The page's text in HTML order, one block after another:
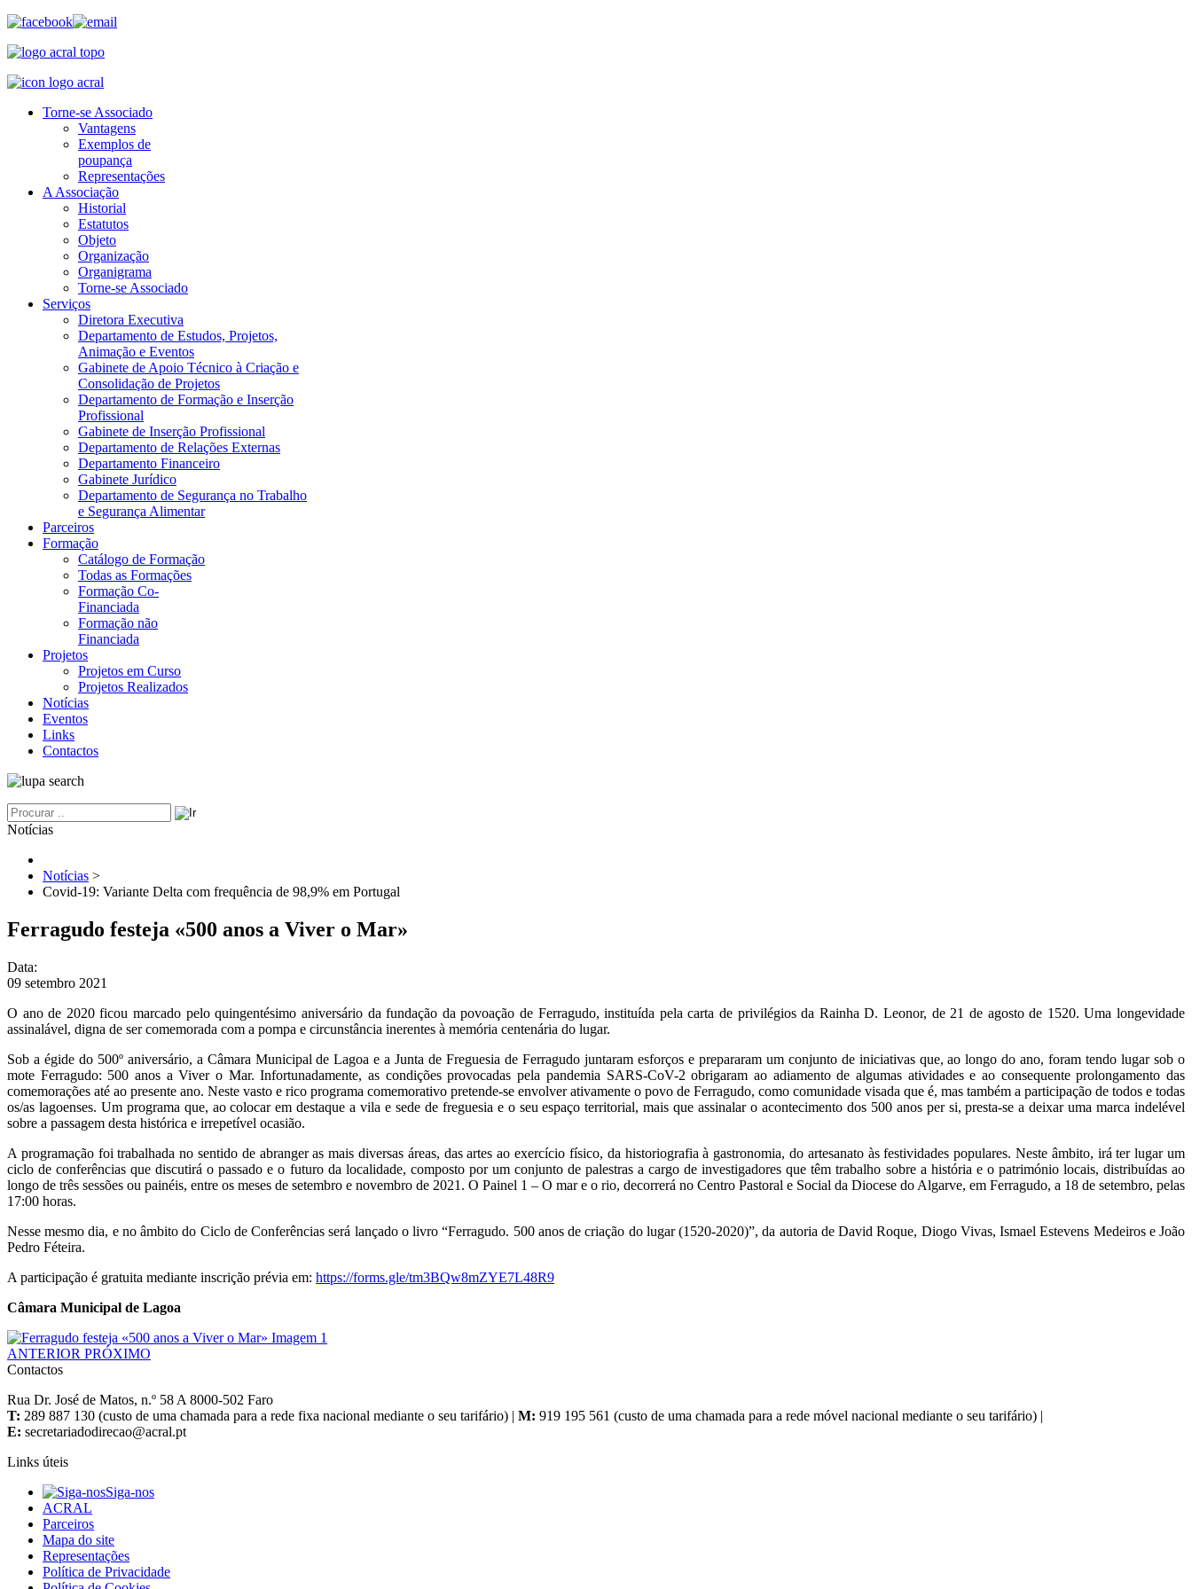
Torne-se Associado
Vantagens
Exemplos de
poupança
Representações
A Associação
Historial
Estatutos
Objeto
Organização
Organigrama
Torne-se Associado
Serviços
Diretora Executiva
Departamento de Estudos, Projetos,
Animação e Eventos
Gabinete de Apoio Técnico à Criação e
Consolidação de Projetos
Departamento de Formação e Inserção
Profissional
Gabinete de Inserção Profissional
Departamento de Relações Externas
Departamento Financeiro
Gabinete Jurídico
Departamento de Segurança no Trabalho
e Segurança Alimentar
Parceiros
Formação
Catálogo de Formação
Todas as Formações
Formação Co-
Financiada
Formação não
Financiada
Projetos
Projetos em Curso
Projetos Realizados
Notícias
Eventos
Links
Contactos
Notícias
Notícias >
Covid-19: Variante Delta com frequência de 98,9% em Portugal
Ferragudo festeja «500 anos a Viver o Mar»
Data:
09 setembro 2021
O ano de 2020 ficou marcado pelo quingentésimo aniversário da fundação da povoação de Ferragudo, instituída pela carta de privilégios da Rainha D. Leonor, de 21 de agosto de 1520. Uma longevidade
assinalável, digna de ser comemorada com a pompa e circunstância inerentes à memória centenária do lugar.
Sob a égide do 500º aniversário, a Câmara Municipal de Lagoa e a Junta de Freguesia de Ferragudo juntaram esforços e prepararam um conjunto de iniciativas que, ao longo do ano, foram tendo lugar sob o
mote Ferragudo: 500 anos a Viver o Mar. Infortunadamente, as condições provocadas pela pandemia SARS-CoV-2 obrigaram ao adiamento de algumas atividades e ao consequente prolongamento das
comemorações até ao presente ano. Neste vasto e rico programa comemorativo pretende-se envolver ativamente o povo de Ferragudo, como comunidade visada que é, mas também a participação de todos e todas
os/as lagoenses. Um programa que, ao colocar em destaque a vila e sede de freguesia e o seu espaço territorial, mais que assinalar o acontecimento dos 500 anos per si, presta-se a deixar uma marca indelével
sobre a passagem desta histórica e irrepetível ocasião.
A programação foi trabalhada no sentido de abranger as mais diversas áreas, das artes ao exercício físico, da historiografia à gastronomia, do artesanato às festividades populares. Neste âmbito, irá ter lugar um
ciclo de conferências que discutirá o passado e o futuro da localidade, composto por um conjunto de palestras a cargo de investigadores que têm trabalho sobre a história e o património locais, distribuídas ao
longo de três sessões ou painéis, entre os meses de setembro e novembro de 2021. O Painel 1 – O mar e o rio, decorrerá no Centro Pastoral e Social da Diocese do Algarve, em Ferragudo, a 18 de setembro, pelas
17:00 horas.
Nesse mesmo dia, e no âmbito do Ciclo de Conferências será lançado o livro “Ferragudo. 500 anos de criação do lugar (1520-2020)”, da autoria de David Roque, Diogo Vivas, Ismael Estevens Medeiros e João
Pedro Féteira.
A participação é gratuita mediante inscrição prévia em: https://forms.gle/tm3BQw8mZYE7L48R9
Câmara Municipal de Lagoa
ANTERIOR PRÓXIMO
Contactos
Rua Dr. José de Matos, n.º 58 A 8000-502 Faro
T: 289 887 130 (custo de uma chamada para a rede fixa nacional mediante o seu tarifário) | M: 919 195 561 (custo de uma chamada para a rede móvel nacional mediante o seu tarifário) |
E:
Links úteis
Siga-nos
ACRAL
Parceiros
Mapa do site
Representações
Política de Privacidade